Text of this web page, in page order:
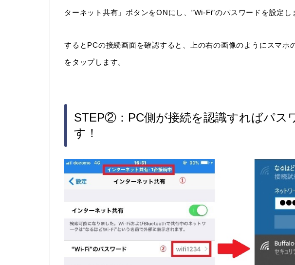
ターネット共有」ボタンをONにし、”Wi-Fi”のパスワードを設定し
するとPCの接続画面を確認すると、上の右の画像のようにスマホ
をタップします。
STEP②：PC側が接続を認識すればパス
す！